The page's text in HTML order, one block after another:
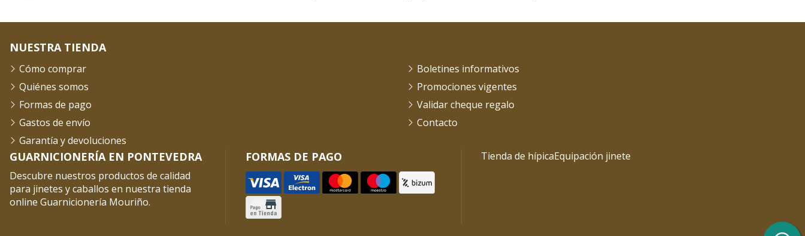
GUARNICIONERÍA EN PONTEVEDRA
Descubre nuestros productos de calidad
para jinetes y caballos en nuestra tienda
online Guarnicionería Mouriño.
FORMAS DE PAGO
NUESTRA TIENDA
Cómo comprar
Quiénes somos
Formas de pago
Gastos de envío
Garantía y devoluciones
Boletines informativos
Promociones vigentes
Validar cheque regalo
Contacto
Tienda de hípicaEquipación jinete